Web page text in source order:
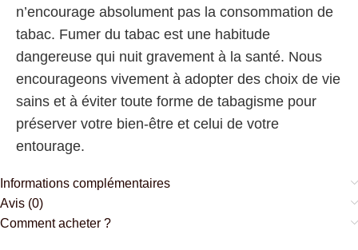
n’encourage absolument pas la consommation de
tabac. Fumer du tabac est une habitude
dangereuse qui nuit gravement à la santé. Nous
encourageons vivement à adopter des choix de vie
sains et à éviter toute forme de tabagisme pour
préserver votre bien-être et celui de votre
entourage.
Informations complémentaires
Avis (0)
Comment acheter ?